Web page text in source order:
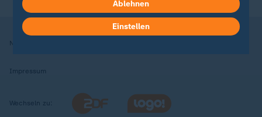
Nutzungsbedingungen
Impressum
Wechseln zu:
Hier findest du das Impressum.
Weitere Informationen findest du in unserer
Ablehnen
Einstellen